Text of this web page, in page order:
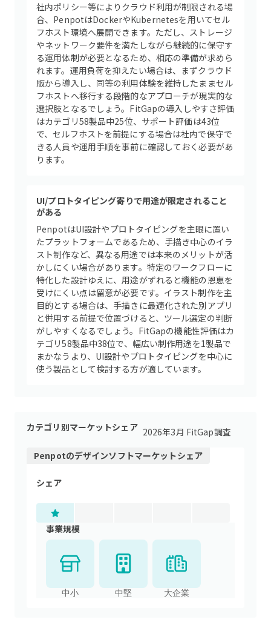
社内ポリシー等によりクラウド利用が制限される場
合、PenpotはDockerやKubernetesを用いてセル
フホスト環境へ展開できます。ただし、ストレージ
やネットワーク要件を満たしながら継続的に保守す
る運用体制が必要となるため、相応の準備が求めら
れます。運用負荷を抑えたい場合は、まずクラウド
版から導入し、同等の利用体験を維持したままセル
フホストへ移行する段階的なアプローチが現実的な
選択肢となるでしょう。FitGapの導入しやすさ評価
はカテゴリ58製品中25位、サポート評価は43位
で、セルフホストを前提にする場合は社内で保守で
きる人員や運用手順を事前に確認しておく必要があ
ります。
UI/プロトタイピング寄りで用途が限定されること
がある
PenpotはUI設計やプロトタイピングを主眼に置い
たプラットフォームであるため、手描き中心のイラ
スト制作など、異なる用途では本来のメリットが活
かしにくい場合があります。特定のワークフローに
特化した設計ゆえに、用途がずれると機能の恩恵を
受けにくい点は留意が必要です。イラスト制作を主
目的とする場合は、手描きに最適化された別アプリ
と併用する前提で位置づけると、ツール選定の判断
がしやすくなるでしょう。FitGapの機能性評価はカ
テゴリ58製品中38位で、幅広い制作用途を1製品で
まかなうより、UI設計やプロトタイピングを中心に
使う製品として検討する方が適しています。
カテゴリ別マーケットシェア 2026年3月 FitGap調査
Penpotのデザインソフトマーケットシェア
シェア
事業規模
中小 中堅 大企業